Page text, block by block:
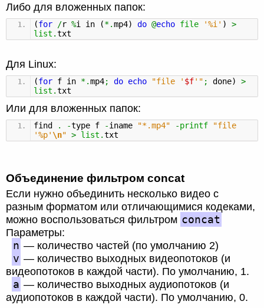
Либо для вложенных папок:
(for /r %i in (*.mp4) do @echo file '%i' )
>
list .txt
Для Linux:
(for f in *.mp4; do echo "file ' $f'" ; done)
>
list .txt
Или для вложенных папок:
find . -type f -iname "*.mp4" -printf
"file
'%p' \n" > list .txt
Объединение фильтром concat
Если нужно объединить несколько видео с
разным форматом или отличающимися кодеками,
можно воспользоваться фильтром concat
Параметры:
n — количество частей (по умолчанию 2)
v — количество выходных видеопотоков (и
видеопотоков в каждой части). По умолчанию, 1.
a — количество выходных аудиопотоков (и
аудиопотоков в каждой части). По умолчанию, 0.